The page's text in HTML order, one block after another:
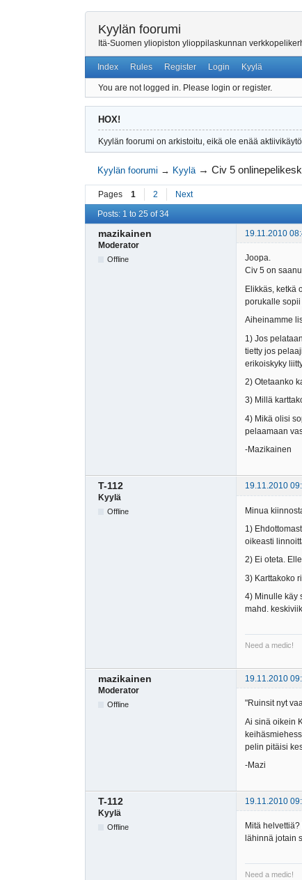
Kyylän foorumi
Itä-Suomen yliopiston ylioppilaskunnan
Index Rules Register Login Kyylä
You are not logged in. Please login or register.
HOX!
Kyylän foorumi on arkistoitu, eikä ole enää
Kyylän foorumi → Kyylä →Civ 5
Pages 1 2 Next
Posts: 1 to 25 of 34
mazikainen 19.11.2010
Moderator
Offline
Joopa.
Civ 5 on
Elikkäs, ketkä
porukalle
Aiheinamme
1) Jos
tietty jos
erikoiskyky
2) Otetaanko
3) Millä
4) Mikä olisi
pelaamaan
-Mazikainen
T-112
19.11.2010
Kyylä
Offline
Minua
1)
oikeasti
2) Ei oteta.
3) Karttakoko
4) Minulle käy
mahd.
Need a medic!
mazikainen
19.11.2010
Moderator
Offline
"Ruinsit nyt
Ai sinä oikein
pelin pitäisi
-Mazi
T-112
19.11.2010
Kyylä
Offline
Mitä
lähinnä jotain
Need a medic!